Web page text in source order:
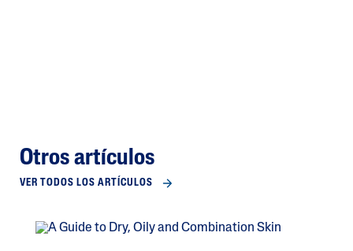
Otros artículos
VER TODOS LOS ARTÍCULOS